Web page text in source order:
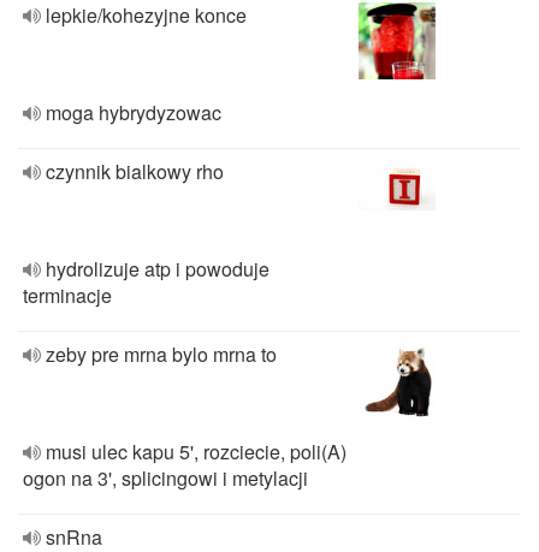
lepkie/kohezyjne konce
moga hybrydyzowac
czynnik bialkowy rho
hydrolizuje atp i powoduje
terminacje
zeby pre mrna bylo mrna to
musi ulec kapu 5', rozciecie, poli(A)
ogon na 3', splicingowi i metylacji
snRna